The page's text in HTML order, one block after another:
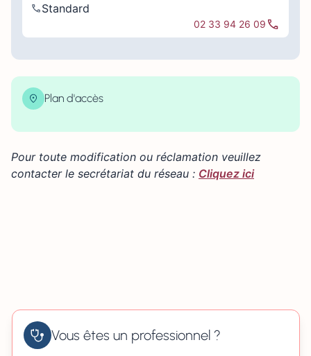
Standard
02 33 94 26 09
Plan d'accès
×
−
Pour toute modification ou réclamation veuillez
contacter le secrétariat du réseau : Cliquez ici
Vous êtes un professionnel ?